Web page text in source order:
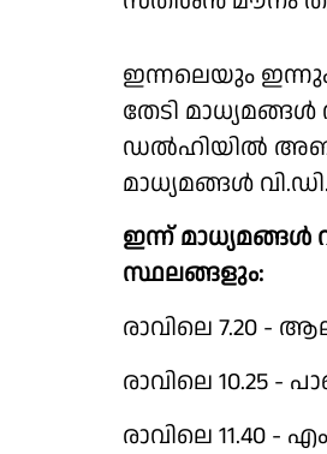
ഇന്നലെയും
തേടി
ഡൽഹിയിൽ
മാധ്യമങ്ങൾ
ഇന്ന്
സ്ഥലങ്ങളും:
രാവിലെ 7.20 -
രാവിലെ 10.25 -
രാവിലെ 11.40 -